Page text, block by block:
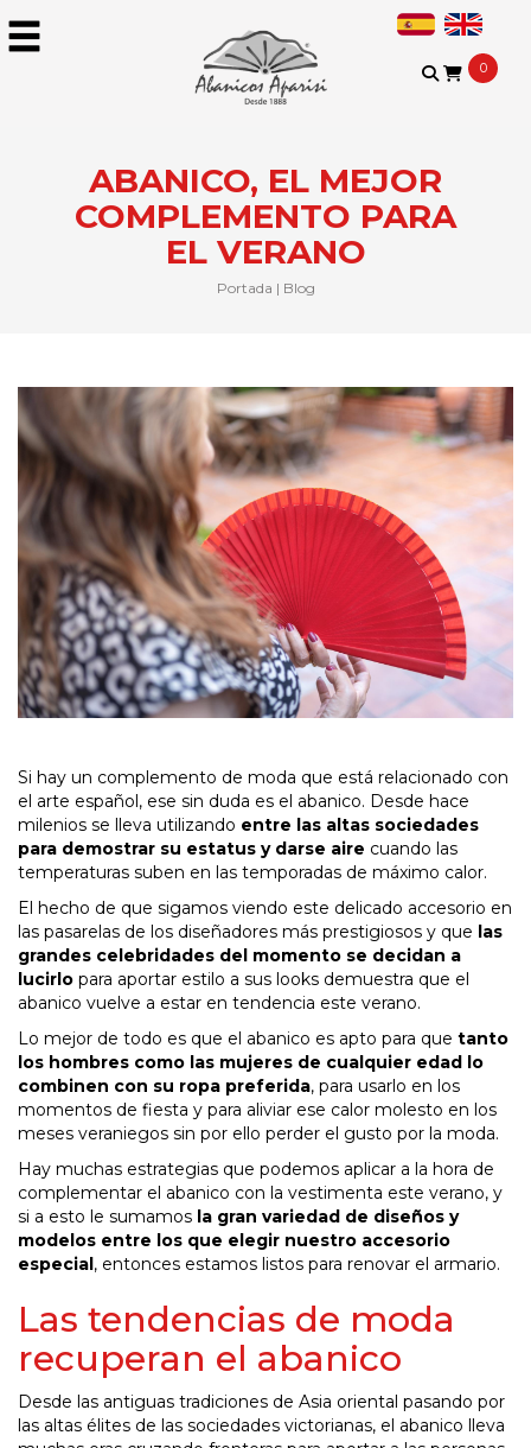
0
ABANICO, EL MEJOR
COMPLEMENTO PARA
EL VERANO
Portada | Blog
Si hay un complemento de moda que está relacionado con
el arte español, ese sin duda es el abanico. Desde hace
milenios se lleva utilizando entre las altas sociedades
para demostrar su estatus y darse aire cuando las
temperaturas suben en las temporadas de máximo calor.
El hecho de que sigamos viendo este delicado accesorio en
las pasarelas de los diseñadores más prestigiosos y que las
grandes celebridades del momento se decidan a
lucirlo para aportar estilo a sus looks demuestra que el
abanico vuelve a estar en tendencia este verano.
Lo mejor de todo es que el abanico es apto para que tanto
los hombres como las mujeres de cualquier edad lo
combinen con su ropa preferida, para usarlo en los
momentos de fiesta y para aliviar ese calor molesto en los
meses veraniegos sin por ello perder el gusto por la moda.
Hay muchas estrategias que podemos aplicar a la hora de
complementar el abanico con la vestimenta este verano, y
si a esto le sumamos la gran variedad de diseños y
modelos entre los que elegir nuestro accesorio
especial, entonces estamos listos para renovar el armario.
Las tendencias de moda
recuperan el abanico
Desde las antiguas tradiciones de Asia oriental pasando por
las altas élites de las sociedades victorianas, el abanico lleva